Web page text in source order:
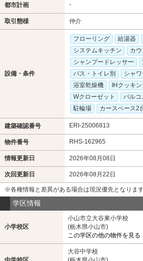
都市計画 -
取引態様 仲介
設備・条件
フローリング 給湯器
システムキッチン
カ
シャンプードレッサー
バス・トイレ別
シャ
浴室乾燥機
IHクッキ
Wクローゼット
バルコ
駐輪場
カースペース2
建築確認番号 ERI-25006813
物件番号 RHS-162965
情報更新日 2026年08月08日
次回更新日 2026年08月22日
※各種情報と差異がある場合は現況優先となりま
学区情報
小学校区
小山市立大谷東小学校
(栃木県小山市)
この学区の他の物件を見る
大谷中学校